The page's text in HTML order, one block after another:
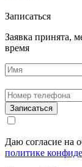
Записаться
Заявка принята,
время
Записаться
Даю согласие на
политике